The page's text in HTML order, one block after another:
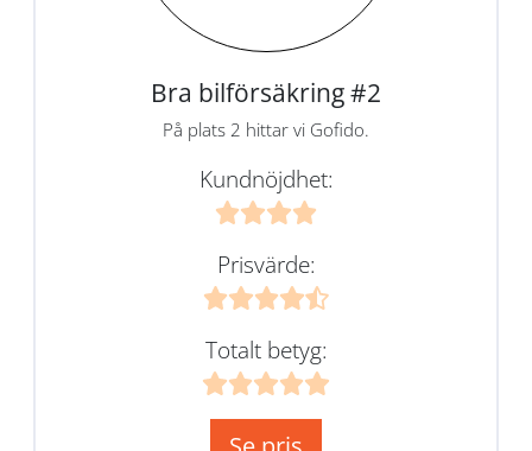
Bra bilförsäkring #2
På plats 2 hittar vi Gofido.
Kundnöjdhet:
Prisvärde:
Totalt betyg: